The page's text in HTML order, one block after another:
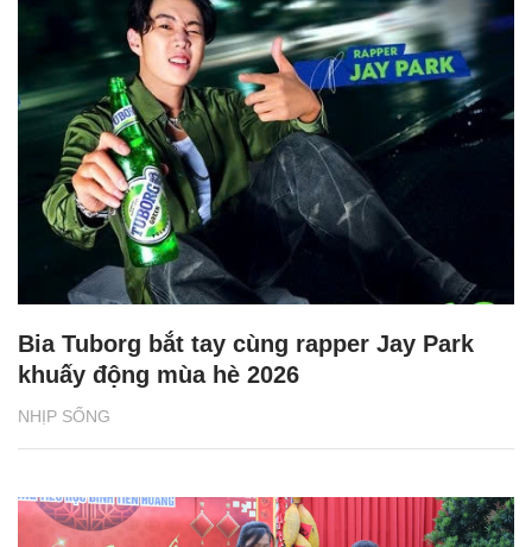
NHỊP SỐNG
Bia Tuborg bắt tay cùng rapper Jay Park
khuấy động mùa hè 2026